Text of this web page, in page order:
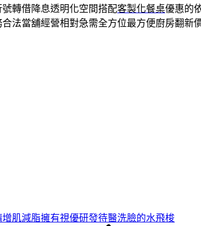
轉借降息透明化空間搭配客製化餐桌優惠的
合法當舖經營相對急需全方位最方便廚房翻新
肌減脂擁有視優研發待醫洗臉的水飛梭